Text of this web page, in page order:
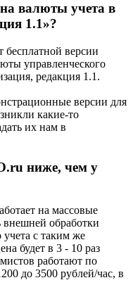
валюты учета в
1.1»?
версии
управленческого
редакция 1.1.
версии для
какие-то
их нам в
ниже, чем у
на массовые
внешней обработки
с таким же
будет в 3 - 10 раз
работают по
до 3500 рублей/час, в